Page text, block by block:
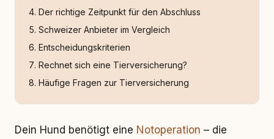
Der richtige Zeitpunkt für den Abschluss
Schweizer Anbieter im Vergleich
Entscheidungskriterien
Rechnet sich eine Tierversicherung?
Häufige Fragen zur Tierversicherung
Dein Hund benötigt eine Notoperation – die